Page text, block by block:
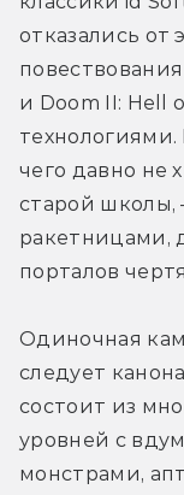
отказались от
и Doom II: Hell
технологиями.
чего давно не
старой школы,
ракетницами,
порталов
Одиночная
следует
состоит из
уровней с
монстрами,